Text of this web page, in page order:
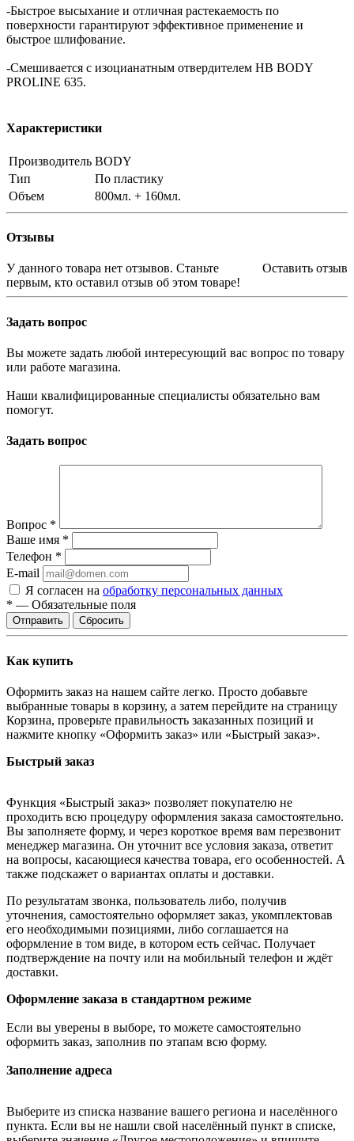
-Быстрое высыхание и отличная растекаемость по
поверхности гарантируют эффективное применение и
быстрое шлифование.
-Смешивается с изоцианатным отвердителем HB BODY
PROLINE 635.
Характеристики
Производитель BODY
Тип
По пластику
Объем
800мл. + 160мл.
Отзывы
Оставить отзыв
У данного товара нет отзывов. Станьте
первым, кто оставил отзыв об этом товаре!
Задать вопрос
Вы можете задать любой интересующий вас вопрос по товару
или работе магазина.
Наши квалифицированные специалисты обязательно вам
помогут.
Задать вопрос
Вопрос *
Ваше имя *
Телефон *
E-mail
Я согласен на обработку персональных данных
* — Обязательные поля
Сбросить
Как купить
Оформить заказ на нашем сайте легко. Просто добавьте
выбранные товары в корзину, а затем перейдите на страницу
Корзина, проверьте правильность заказанных позиций и
нажмите кнопку «Оформить заказ» или «Быстрый заказ».
Быстрый заказ
Функция «Быстрый заказ» позволяет покупателю не
проходить всю процедуру оформления заказа самостоятельно.
Вы заполняете форму, и через короткое время вам перезвонит
менеджер магазина. Он уточнит все условия заказа, ответит
на вопросы, касающиеся качества товара, его особенностей. А
также подскажет о вариантах оплаты и доставки.
По результатам звонка, пользователь либо, получив
уточнения, самостоятельно оформляет заказ, укомплектовав
его необходимыми позициями, либо соглашается на
оформление в том виде, в котором есть сейчас. Получает
подтверждение на почту или на мобильный телефон и ждёт
доставки.
Оформление заказа в стандартном режиме
Если вы уверены в выборе, то можете самостоятельно
оформить заказ, заполнив по этапам всю форму.
Заполнение адреса
Выберите из списка название вашего региона и населённого
пункта. Если вы не нашли свой населённый пункт в списке,